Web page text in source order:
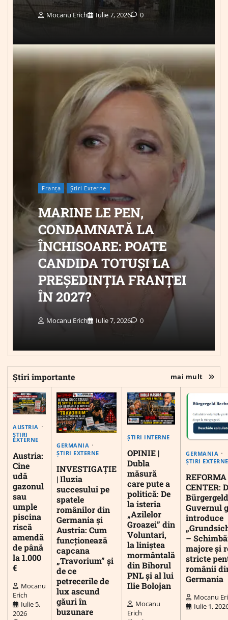
Mocanu Erich Iulie 7, 2026 0
Franța Știri Externe
MARINE LE PEN,
CONDAMNATĂ LA
ÎNCHISOARE: POATE
CANDIDA TOTUȘI LA
PREȘEDINȚIA FRANȚEI
ÎN 2027?
Mocanu Erich Iulie 7, 2026 0
Știri importante mai mult
AUSTRIA
ȘTIRI
EXTERNE
Austria:
Cine
udă
gazonul
sau
umple
piscina
riscă
amendă
de până
la 1.000
€
Mocanu
Erich
Iulie 5,
2026
GERMANIA
ȘTIRI EXTERNE
INVESTIGAȚIE
| Iluzia
succesului pe
spatele
românilor din
Germania și
Austria: Cum
funcționează
capcana
„Travorium” și
de ce
petrecerile de
lux ascund
găuri în
buzunare
ȘTIRI INTERNE
OPINIE |
Dubla
măsură
care pute a
politică: De
la isteria
„Azilelor
Groazei” din
Voluntari,
la liniștea
mormântală
din Bihorul
PNL și al lui
Ilie Bolojan
Mocanu
Erich
GERMANIA
ȘTIRI EXTERNE
CENTER:
Guvernul
introduce
–
majore și
stricte
românii
Germania
Mocanu
Iulie 1,